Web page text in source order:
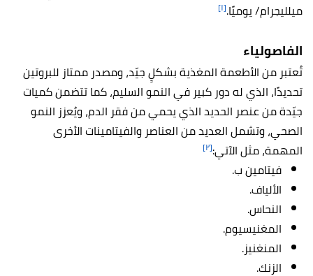
ميلليجرام/ يوميًا.[١]
الفاصولياء
تُعتبر من الأطعمة المغذية بشكلٍ جيّد، ومصدر ممتاز للبروتين
تحديدًا، الذي له دور كبير في النمو السليم، كما تتضمن كميات
جيّدة من عنصر الحديد الذي يحمي من فقر الدم، ويُعزز النمو
الصحي، وتشمل العديد من العناصر والفيتامينات الأخرى
المهمة، مثل الآتي:[٢]
فيتامين ب.
الألياف.
النحاس.
المغنيسيوم.
المنغنيز.
الزنك.